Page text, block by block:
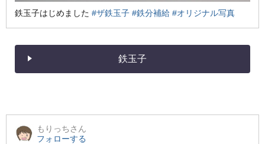
鉄玉子はじめました #ザ鉄玉子 #鉄分補給 #オリジナル写真
鉄玉子
もりっち さん
フォローする